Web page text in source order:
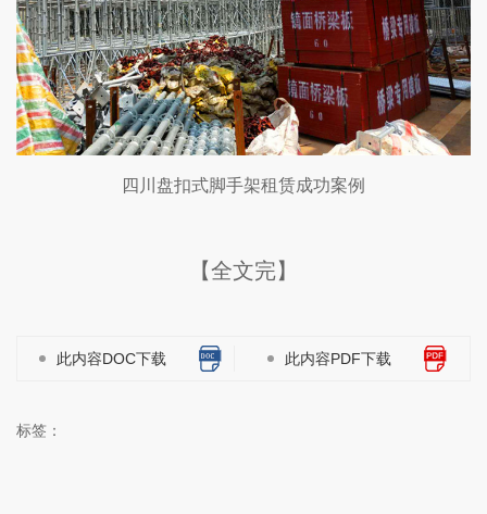
四川盘扣式脚手架租赁成功案例
【全文完】
此内容DOC下载 此内容PDF下载
标签：